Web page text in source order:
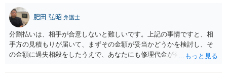
肥田 弘昭 弁護士
分割払いは、相手が合意しないと難しいです。上記の事情ですと、相
手方の見積もりが届いて、まずその金額が妥当かどうかを検討し、そ
の金額に過失相殺をしたうえで、あなたにも修理代金が発生している
分割払いにしたいとの示談案を提案するのが良いかと思います。威圧